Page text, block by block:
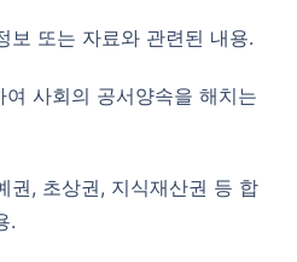
보 또는 자료와 관련된 내용.
.